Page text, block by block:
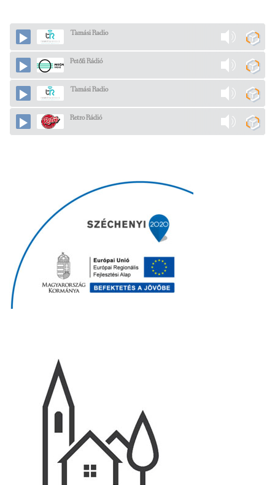
Tamási Radio
Petőfi Rádió
Tamási Radio
Retro Rádió